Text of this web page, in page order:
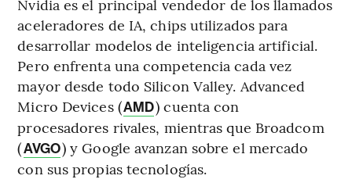
Nvidia es el principal vendedor de los llamados
aceleradores de IA, chips utilizados para
desarrollar modelos de inteligencia artificial.
Pero enfrenta una competencia cada vez
mayor desde todo Silicon Valley. Advanced
Micro Devices (AMD) cuenta con
procesadores rivales, mientras que Broadcom
(AVGO) y Google avanzan sobre el mercado
con sus propias tecnologías.